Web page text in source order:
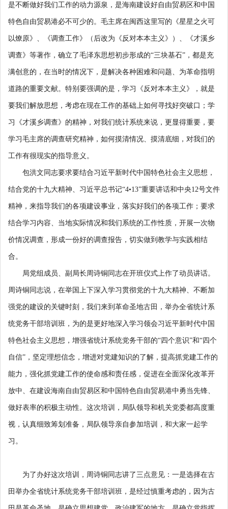
是不断做好我们工作的动力源泉，是海南建设好自由贸易区和中国
特色自由贸易港必不可少的。毛主席在闽西这里写的《星星之火可
以燎原》、《调查工作》（后改为《反对本本主义》）、《才溪乡
调查》等著作，确立了毛泽东思想初步形成的“三块基石”，都是充
满创意的，在当时的情况下，是解决各种困难和问题、为革命指明
道路的重要文献。特别要强调的是，学习《反对本本主义》，就是
要我们解放思想，考虑在现在工作的基础上如何寻找好突破口；学
习《才溪乡调查》的精神，对我们统计系统来说，更显得重要，要
学习毛主席的调查研究精神，如何摸清情况、摸清底细，对我们的
工作有很现实的指导意义。
包洪文同志要求要结合习近平新时代中国特色社会主义思想，
结合党的十九大精神、习近平总书记“4•13”重要讲话和中央12号文件
精神，来指导我们的各项建设事业，落实好我们的各项工作；要求
结合学习内容、当地实际情况和我们系统的工作性质，开展一次物
价情况调查，形成一份好的调查报告，切实做到教学与实践相结
合。
局党组成员、副局长周诗铜同志在开班仪式上作了动员讲话。
周诗铜同志说，在举国上下深入学习贯彻党的十九大精神、不断加
强党的建设的关键时刻，我们来到革命圣地古田，举办全省统计系
统党务干部培训班，为的是更好地深入学习领会习近平新时代中国
特色社会主义思想，增强省统计系统党务干部的“四个意识”和“四个
自信”，坚定理想信念，增进对党建知识的了解，提高抓党建工作的
能力，强化抓党建工作的使命感和责任感，促进在全面深化改革开
放中、在建设海南自由贸易区和中国特色自由贸易港中勇当先锋、
做好表率的积极主动性。这次培训，局队领导和机关党委都高度重
视，认真细致筹划准备，局队领导亲自参加培训，和大家一起学
习。
为了办好这次培训，周诗铜同志讲了三点意见：一是选择在古
田举办全省统计系统党务干部培训班，是经过慎重考虑的，因为古